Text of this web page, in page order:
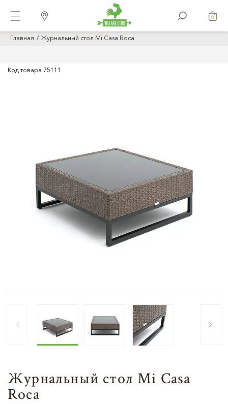
0
Главная Журнальный стол Mi Casa Roca
Код товара 75111
Журнальный стол Mi Casa
Roca